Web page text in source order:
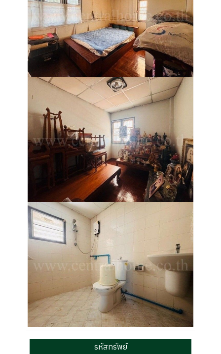
รหัสทรัพย์